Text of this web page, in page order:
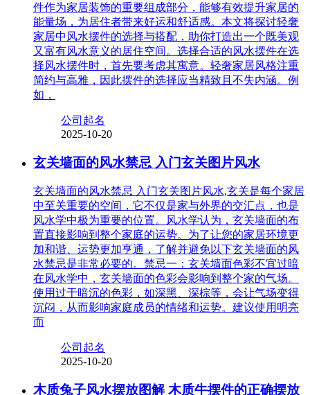
件作为家居装饰的重要组成部分，能够有效提升家居的
能量场，为居住者带来好运和舒适感。本文将探讨轻奢
家居中风水摆件的选择与搭配，助你打造出一个既美观
又富有风水意义的居住空间。选择合适的风水摆件在选
择风水摆件时，首先要考虑其寓意。轻奢家居风格注重
简约与高雅，因此摆件的选择应当精致且不失内涵。例
如，
公司起名
2025-10-20
玄关墙面的风水禁忌 入门玄关图片风水
玄关墙面的风水禁忌 入门玄关图片风水,玄关是每个家居
中至关重要的空间，它不仅是家与外界的交汇点，也是
风水学中极为重要的位置。风水学认为，玄关墙面的布
置直接影响到整个家庭的运势。为了让您的家居环境更
加和谐、运势更加亨通，了解并避免以下玄关墙面的风
水禁忌是非常必要的。禁忌一：玄关墙面色彩不宜过暗
在风水学中，玄关墙面的色彩会影响到整个家的气场。
使用过于暗沉的色彩，如深黑、深棕等，会让气场变得
沉闷，从而影响家庭成员的情绪和运势。建议使用明亮
而
公司起名
2025-10-20
木质兔子风水摆放图解 木质牛摆件的正确摆放